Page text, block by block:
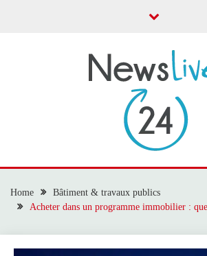
NEWS LIVE
Home
Bâtiment & travaux publics
Acheter dans un programme immobilier :